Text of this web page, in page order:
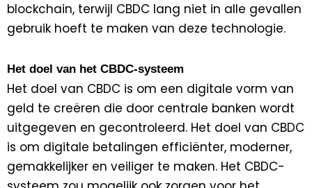
blockchain, terwijl CBDC lang niet in alle gevallen
gebruik hoeft te maken van deze technologie.
Het doel van het CBDC-systeem
Het doel van CBDC is om een digitale vorm van
geld te creëren die door centrale banken wordt
uitgegeven en gecontroleerd. Het doel van CBDC
is om digitale betalingen efficiënter, moderner,
gemakkelijker en veiliger te maken. Het CBDC-